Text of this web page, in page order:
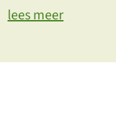
lees meer